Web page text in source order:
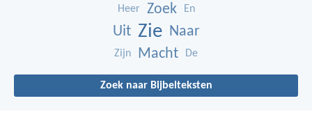
Heer Zoek En
Uit Zie Naar
Zijn Macht De
Zoek naar Bijbelteksten